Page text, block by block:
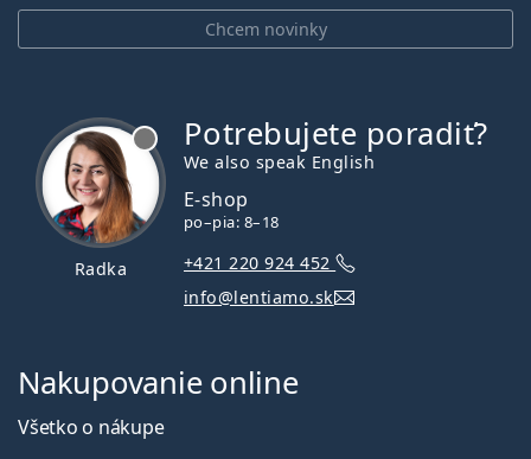
Chcem novinky
Radka
Potrebujete poradiť?
We also speak English
E-shop
po–pia: 8–18
+421 220 924 452
info@lentiamo.sk
Nakupovanie online
Všetko o nákupe